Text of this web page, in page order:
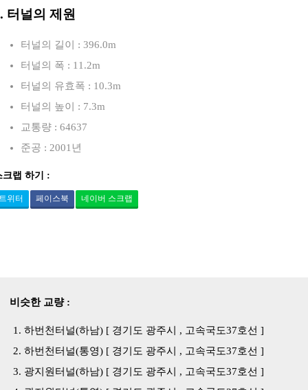
터널의 제원
터널의 길이 : 396.0m
터널의 폭 : 11.2m
터널의 유효폭 : 10.3m
터널의 높이 : 7.3m
교통량 : 64637
준공 : 2001년
크랩 하기 :
위터 페이스북 네이버 스크랩
비슷한 교량 :
하번천터널(하남) [ 경기도 광주시 , 고속국도37호선 ]
하번천터널(통영) [ 경기도 광주시 , 고속국도37호선 ]
광지원터널(하남) [ 경기도 광주시 , 고속국도37호선 ]